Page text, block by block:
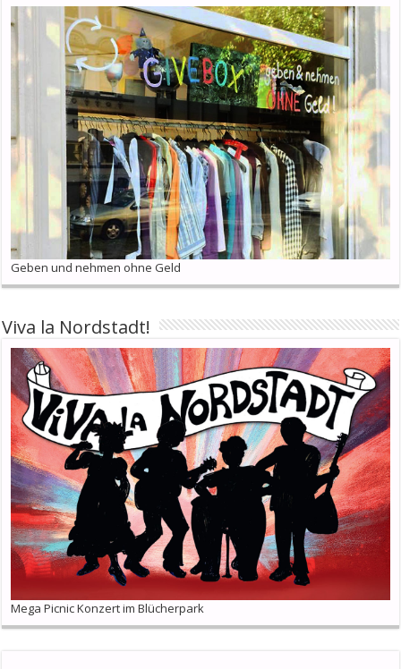
Geben und nehmen ohne Geld
Viva la Nordstadt!
Mega Picnic Konzert im Blücherpark